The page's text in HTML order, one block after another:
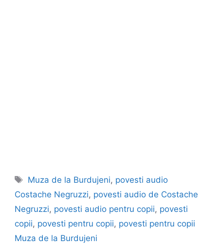
Etichete
Muza de la Burdujeni, povesti audio
Costache Negruzzi, povesti audio de Costache
Negruzzi, povesti audio pentru copii, povesti
copii, povesti pentru copii, povesti pentru copii
Muza de la Burdujeni